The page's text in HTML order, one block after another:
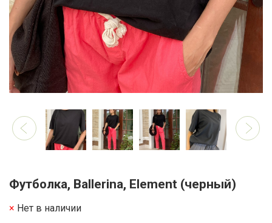
Футболка, Ballerina, Element (черный)
Нет в наличии